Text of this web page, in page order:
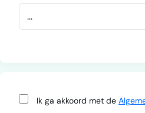
Ik ga akkoord met de